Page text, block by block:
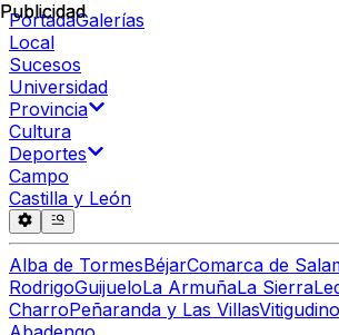
PortadaGalerías
Local
Sucesos
Universidad
Provincia
Cultura
Deportes
Campo
Castilla y León
Alba de TormesBéjarComarca de
RodrigoGuijueloLa ArmuñaLa Sierra
CharroPeñaranda y Las Villas
Publicidad
Publicidad